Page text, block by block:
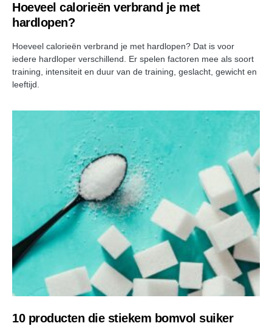
Hoeveel calorieën verbrand je met
hardlopen?
Hoeveel calorieën verbrand je met hardlopen? Dat is voor
iedere hardloper verschillend. Er spelen factoren mee als soort
training, intensiteit en duur van de training, geslacht, gewicht en
leeftijd.
10 producten die stiekem bomvol suiker